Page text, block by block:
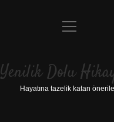
Anasayfa
Yasal Uyarı
menüyü
Yenilik Dolu
Hayatına tazelik katan